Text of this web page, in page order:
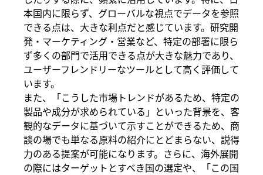
本国内に限らず、グローバルな視点でデータを参照
できる点は、大きな利点だと感じています。研究開
発・マーケティング・営業など、特定の部署に限ら
ず多くの部門で活用できる点が大きな魅力であり、
ユーザーフレンドリーなツールとして高く評価して
います。
また、「こうした市場トレンドがあるため、特定の
製品や成分が求められている」といった背景を、客
観的なデータに基づいて示すことができるため、商
談の場でも単なる原料の紹介にとどまらない、説得
力のある提案が可能になります。さらに、海外展開
の際にはターゲットとすべき国の選定や、「この国